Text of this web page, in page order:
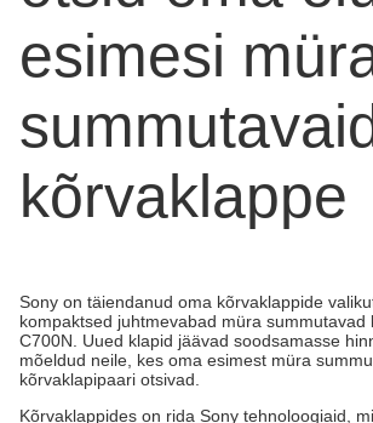
esimesi
kõrvaklappe
Sony on täiendanud oma kõrvaklappide
kompaktsed juhtmevabad müra summutavad
C700N. Uued klapid jäävad soodsamasse
mõeldud neile, kes oma esimest müra
kõrvaklapipaari otsivad.
Kõrvaklappides on rida Sony tehnoloogiaid,